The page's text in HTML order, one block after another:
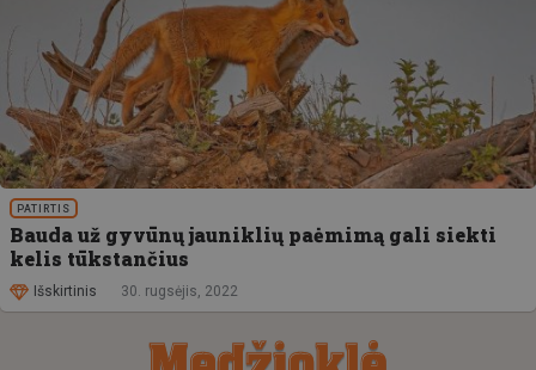
PATIRTIS
Bauda už gyvūnų jauniklių paėmimą gali siekti
kelis tūkstančius
Išskirtinis 30. rugsėjis, 2022